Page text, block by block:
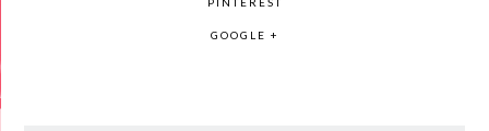
GOOGLE +